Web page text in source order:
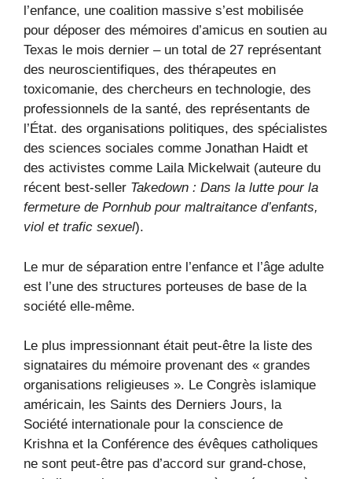
l’enfance, une coalition massive s’est mobilisée
pour déposer des mémoires d’amicus en soutien au
Texas le mois dernier – un total de 27 représentant
des neuroscientifiques, des thérapeutes en
toxicomanie, des chercheurs en technologie, des
professionnels de la santé, des représentants de
l’État. des organisations politiques, des spécialistes
des sciences sociales comme Jonathan Haidt et
des activistes comme Laila Mickelwait (auteure du
récent best-seller Takedown : Dans la lutte pour la
fermeture de Pornhub pour maltraitance d’enfants,
viol et trafic sexuel).
Le mur de séparation entre l’enfance et l’âge adulte
est l’une des structures porteuses de base de la
société elle-même.
Le plus impressionnant était peut-être la liste des
signataires du mémoire provenant des « grandes
organisations religieuses ». Le Congrès islamique
américain, les Saints des Derniers Jours, la
Société internationale pour la conscience de
Krishna et la Conférence des évêques catholiques
ne sont peut-être pas d’accord sur grand-chose,